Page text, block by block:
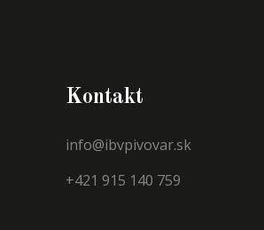
Kontakt
info@ibvpivovar.sk
+421 915 140 759